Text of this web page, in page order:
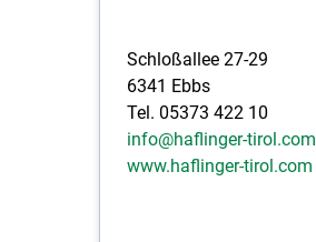
Schloßallee 27-29
6341 Ebbs
Tel. 05373 422 10
info@haflinger-tirol.com
www.haflinger-tirol.com